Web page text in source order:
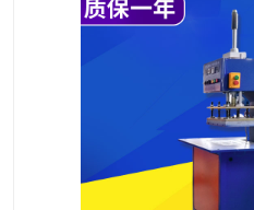
泡壳包装封口机